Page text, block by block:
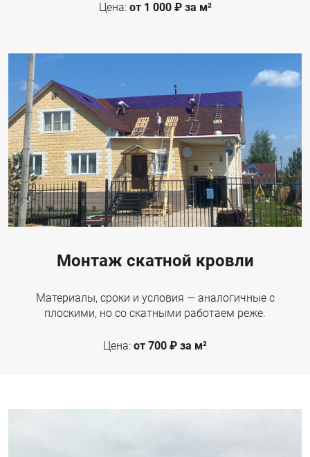
Цена: от 1 000 ₽ за м²
Монтаж скатной кровли
Материалы, сроки и условия — аналогичные с
плоскими, но со скатными работаем реже.
Цена: от 700 ₽ за м²